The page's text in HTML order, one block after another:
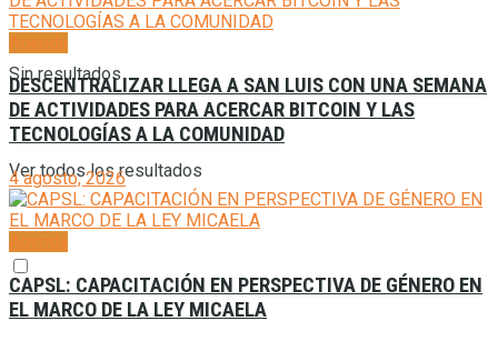
Sin resultados
Ver todos los resultados
DESCENTRALIZAR LLEGA A SAN LUIS CON UNA SEMANA
DE ACTIVIDADES PARA ACERCAR BITCOIN Y LAS
TECNOLOGÍAS A LA COMUNIDAD
4 agosto, 2026
CAPSL: CAPACITACIÓN EN PERSPECTIVA DE GÉNERO EN
EL MARCO DE LA LEY MICAELA